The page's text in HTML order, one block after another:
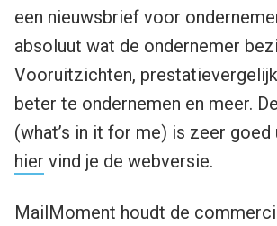
een nieuwsbrief voor
absoluut wat de ondernemer
Vooruitzichten,
beter te ondernemen en meer. De
(what’s in it for me) is zeer goed
hier vind je de webversie.
MailMoment houdt de